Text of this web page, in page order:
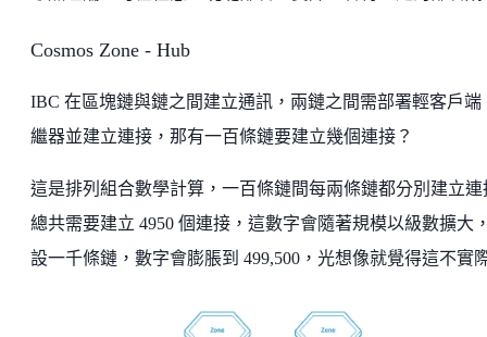
Cosmos Zone - Hub
IBC 在區塊鏈與鏈之間建立通訊，兩鏈之間需部署輕客戶端
繼器並建立連接，那有一百條鏈要建立幾個連接？
這是排列組合數學計算，一百條鏈間每兩條鏈都分別建立連
總共需要建立 4950 個連接，這數字會隨著規模以級數擴大
設一千條鏈，數字會膨脹到 499,500，光想像就覺得這不實